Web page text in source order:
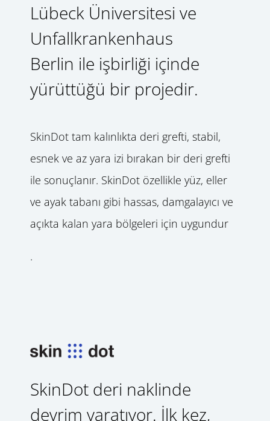
Lübeck Üniversitesi ve
Unfallkrankenhaus
Berlin ile işbirliği içinde
yürüttüğü bir projedir.
SkinDot tam kalınlıkta deri grefti, stabil,
esnek ve az yara izi bırakan bir deri grefti
ile sonuçlanır. SkinDot özellikle yüz, eller
ve ayak tabanı gibi hassas, damgalayıcı ve
açıkta kalan yara bölgeleri için uygundur
.
SkinDot deri naklinde
devrim yaratıyor. İlk kez,